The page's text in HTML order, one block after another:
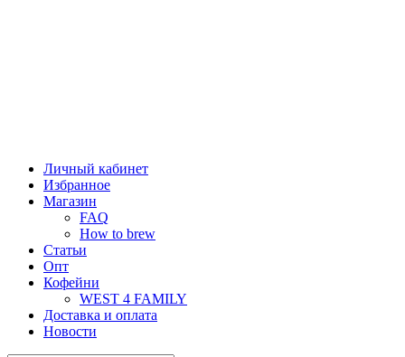
Личный кабинет
Избранное
Магазин
FAQ
How to brew
Статьи
Опт
Кофейни
WEST 4 FAMILY
Доставка и оплата
Новости